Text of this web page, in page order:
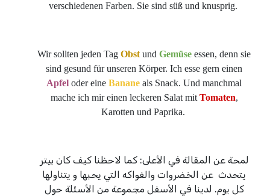
verschiedenen Farben. Sie sind süß und knusprig.
Wir sollten jeden Tag Obst und Gemüse essen, denn sie
sind gesund für unseren Körper. Ich esse gern einen
Apfel oder eine Banane als Snack. Und manchmal
mache ich mir einen leckeren Salat mit Tomaten,
Karotten und Paprika.
لمحة عن المقالة في الأعلى: كما لاحظنا كيف كان بيتر
يتحدث عن الخضروات والفواكه التي يحبها و يتناولها
كل يوم. لدينا في الأسفل مجموعة من الأسئلة حول